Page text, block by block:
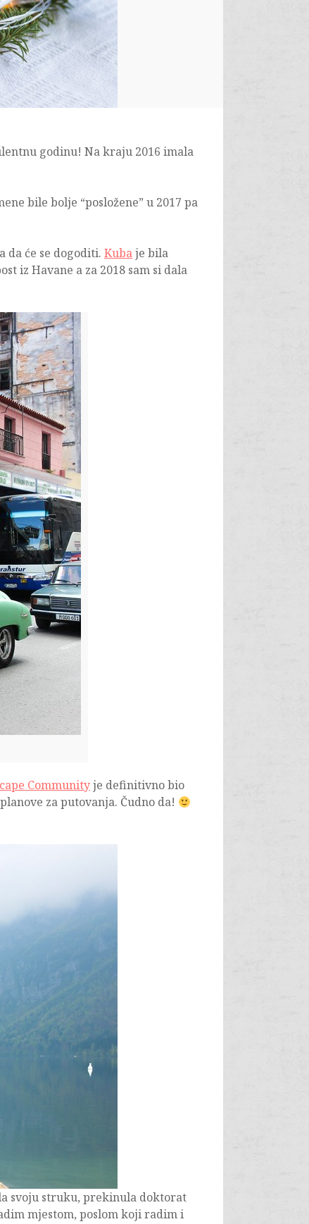
godinu! Na kraju 2016 imala
bile bolje “posložene” u 2017 pa
da će se dogoditi. Kubaje bila
iz Havane a za 2018 sam si dala
Communityje definitivno bio
za putovanja. Čudno da!
svoju struku, prekinula doktorat
mjestom, poslom koji radim i